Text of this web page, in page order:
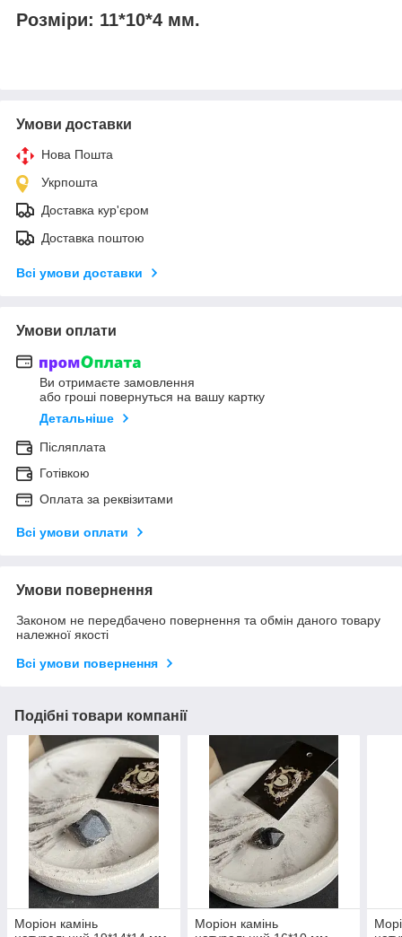
Розміри: 11*10*4 мм.
Умови доставки
Нова Пошта
Укрпошта
Доставка кур'єром
Доставка поштою
Всі умови доставки
Умови оплати
Ви отримаєте замовлення
або гроші повернуться на вашу картку
Детальніше
Післяплата
Готівкою
Оплата за реквізитами
Всі умови оплати
Умови повернення
Законом не передбачено повернення та обмін даного товару
належної якості
Всі умови повернення
Подібні товари компанії
Моріон камінь
Моріон камінь